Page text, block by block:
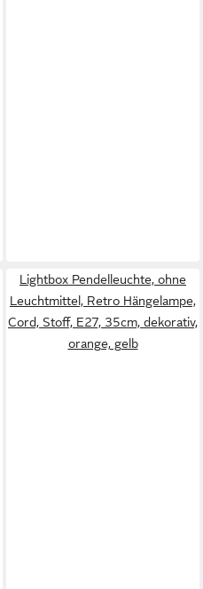
Lightbox Pendelleuchte, ohne
Leuchtmittel, Retro Hängelampe,
Cord, Stoff, E27, 35cm, dekorativ,
orange, gelb